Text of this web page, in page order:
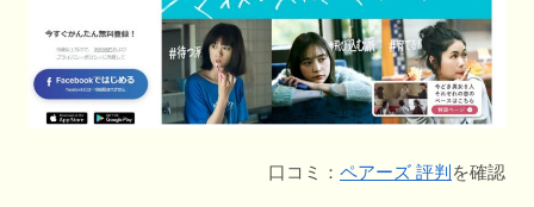
口コミ： ペアーズ 評判 を確認